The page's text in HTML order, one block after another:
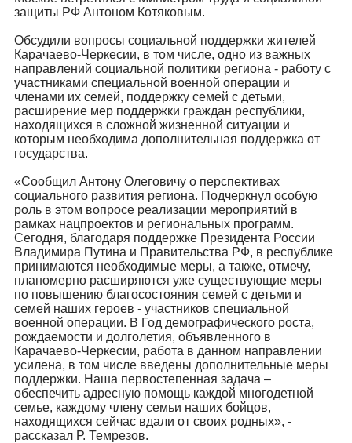
защиты РФ Антоном Котяковым.
Обсудили вопросы социальной поддержки жителей
Карачаево-Черкесии, в том числе, одно из важных
направлений социальной политики региона - работу с
участниками специальной военной операции и
членами их семей, поддержку семей с детьми,
расширение мер поддержки граждан республики,
находящихся в сложной жизненной ситуации и
которым необходима дополнительная поддержка от
государства.
«Сообщил Антону Олеговичу о перспективах
социального развития региона. Подчеркнул особую
роль в этом вопросе реализации мероприятий в
рамках нацпроектов и региональных программ.
Сегодня, благодаря поддержке Президента России
Владимира Путина и Правительства РФ, в республике
принимаются необходимые меры, а также, отмечу,
планомерно расширяются уже существующие меры
по повышению благосостояния семей с детьми и
семей наших героев - участников специальной
военной операции. В Год демографического роста,
рождаемости и долголетия, объявленного в
Карачаево-Черкесии, работа в данном направлении
усилена, в том числе введены дополнительные меры
поддержки. Наша первостепенная задача –
обеспечить адресную помощь каждой многодетной
семье, каждому члену семьи наших бойцов,
находящихся сейчас вдали от своих родных», -
рассказал Р. Темрезов.